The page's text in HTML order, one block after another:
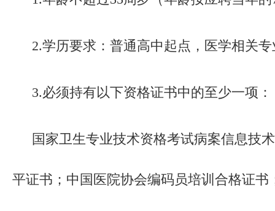
2.学历要求：普通高中起点，医学相关
3.必须持有以下资格证书中的至少一项：
国家卫生专业技术资格考试病案信息技
平证书；中国医院协会编码员培训合格证书